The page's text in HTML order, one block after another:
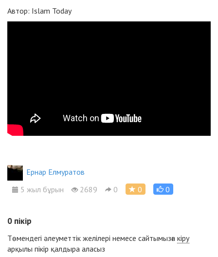
Автор: Islam Today
Ернар Елмуратов
5 жыл бұрын
2689 0 0 0
0 пікір
Төмендегі әлеуметтік желілері немесе сайтымызға кіру
арқылы пікір қалдыра аласыз